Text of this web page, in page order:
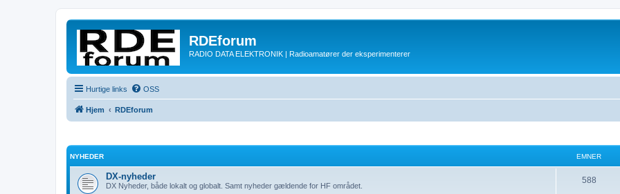
RDEforum
RADIO DATA ELEKTRONIK | Radioamatører der eksperimenterer
Hurtige links OSS
Hjem RDEforum
NYHEDER EMNER
DX-nyheder
DX Nyheder, både lokalt og globalt. Samt nyheder gældende for HF området.
588E